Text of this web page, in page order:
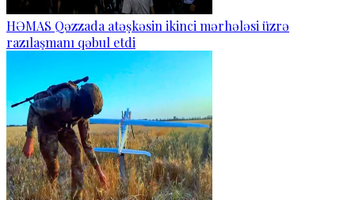
HƏMAS Qəzzada atəşkəsin ikinci mərhələsi üzrə
razılaşmanı qəbul etdi